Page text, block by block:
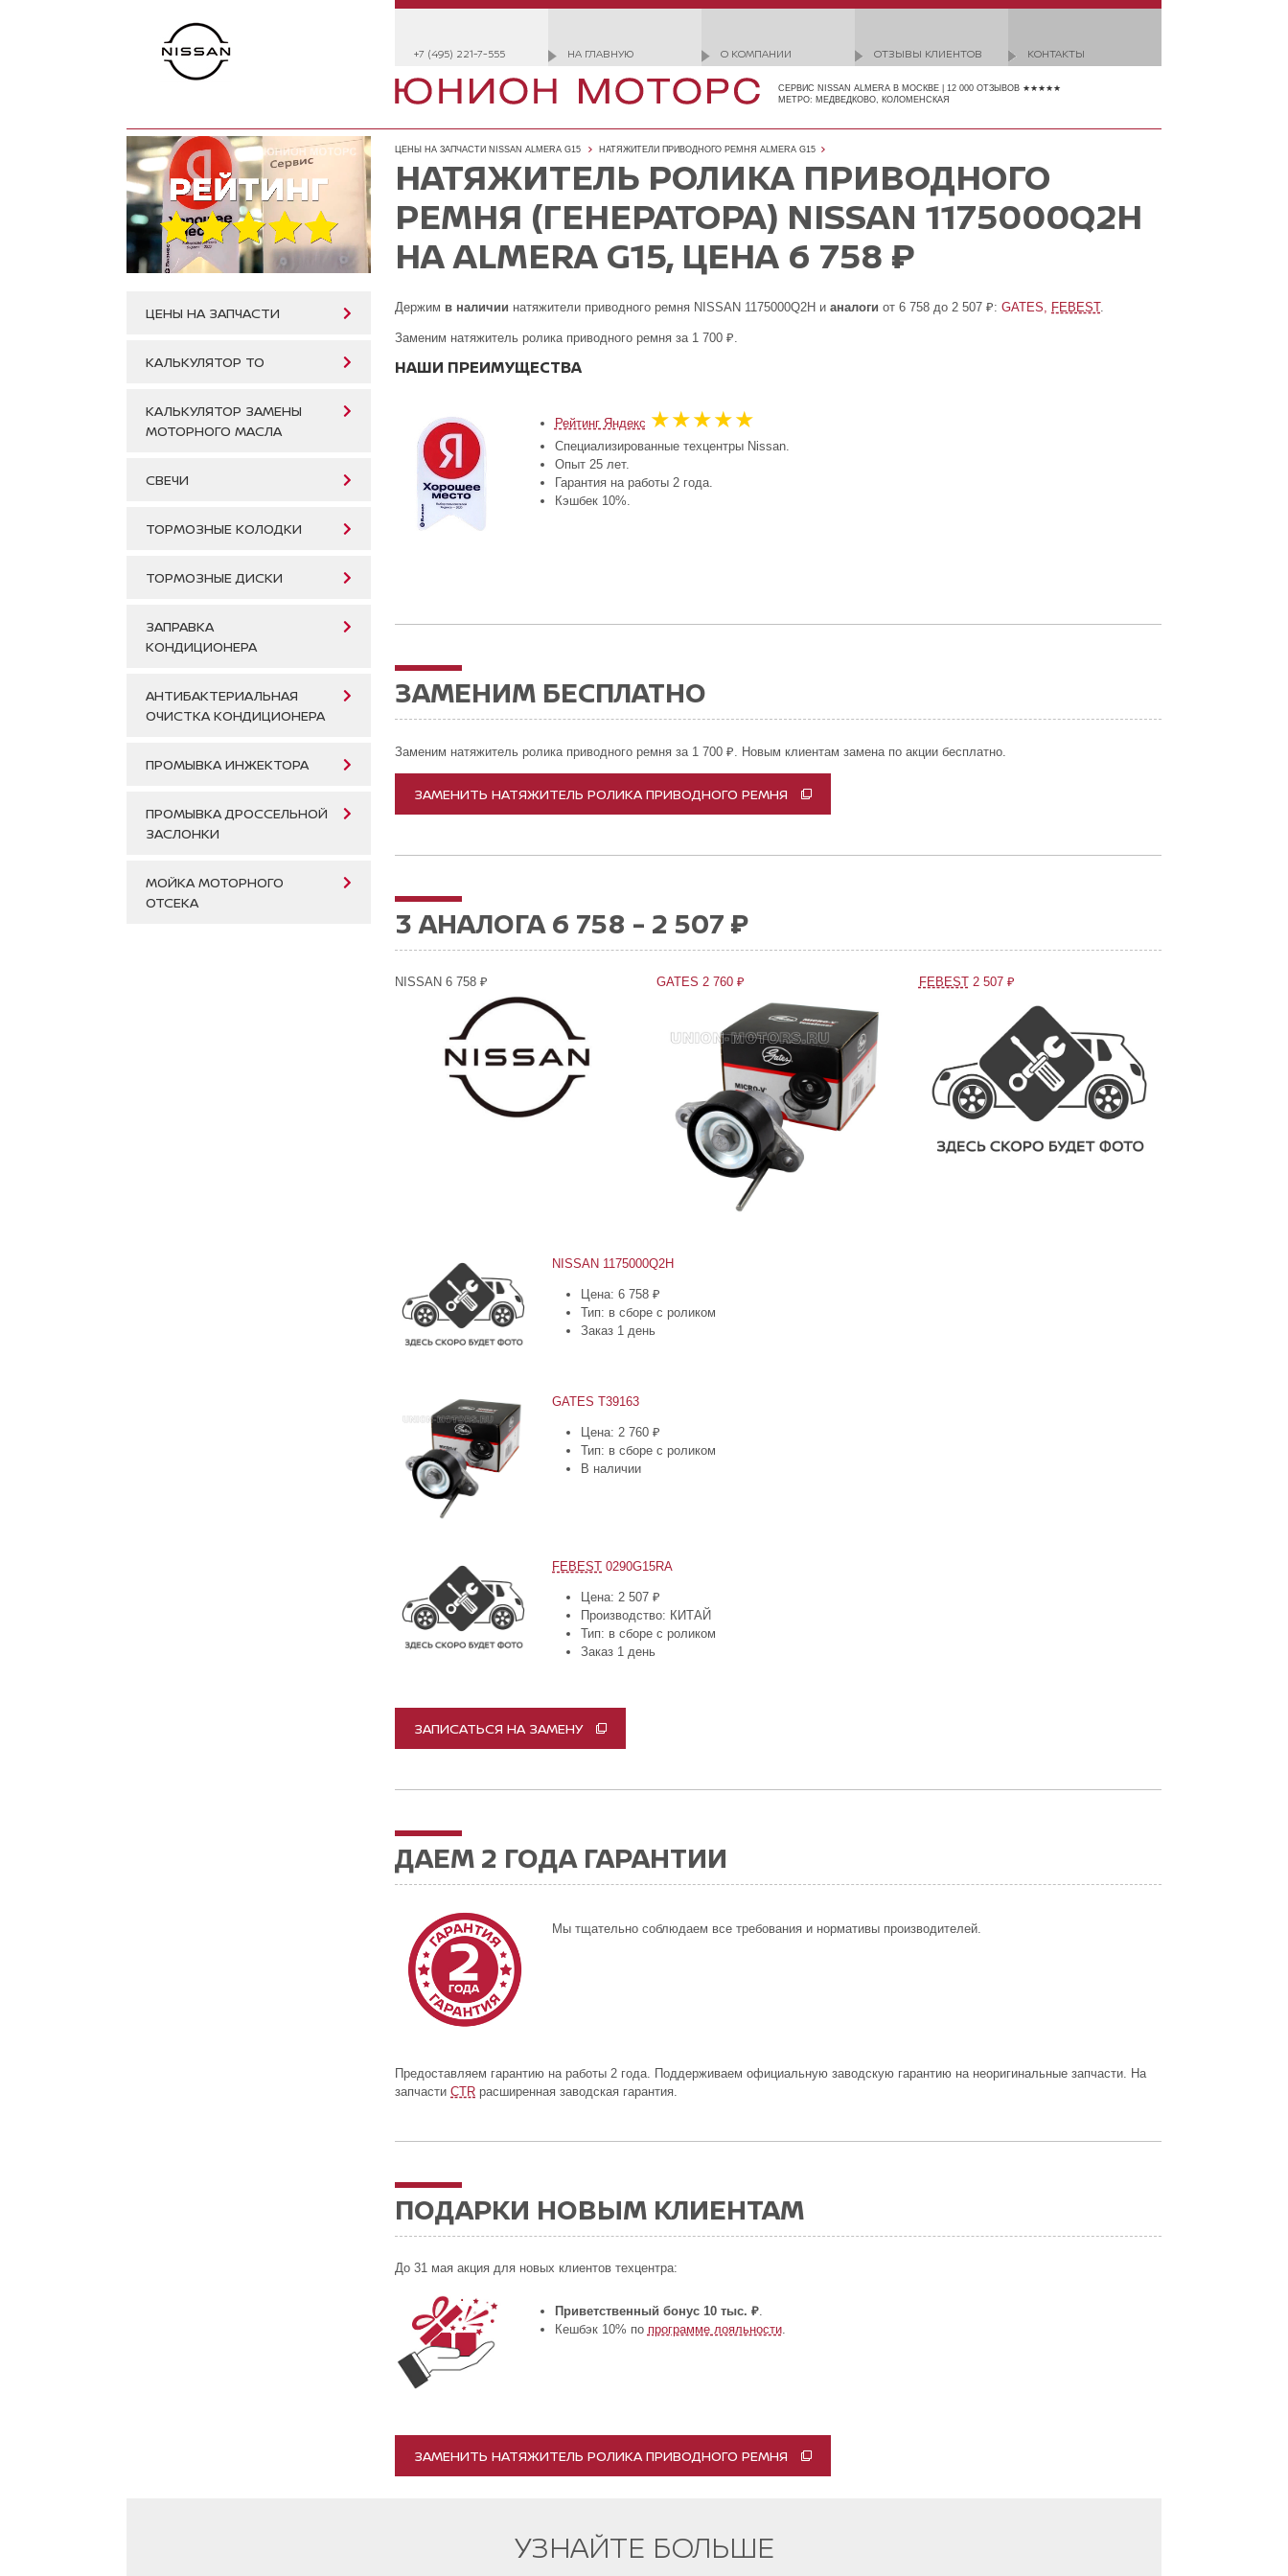
+7 (495) 221-7-555 НА ГЛАВНУЮ О КОМПАНИИ ОТЗЫВЫ КЛИЕНТОВ КОНТАКТЫ
СЕРВИС NISSAN ALMERA В МОСКВЕ | 12 000 ОТЗЫВОВ ★★★★★
МЕТРО: МЕДВЕДКОВО, КОЛОМЕНСКАЯ
ЦЕНЫ НА ЗАПЧАСТИ
КАЛЬКУЛЯТОР ТО
КАЛЬКУЛЯТОР ЗАМЕНЫ
МОТОРНОГО МАСЛА
СВЕЧИ
ТОРМОЗНЫЕ КОЛОДКИ
ТОРМОЗНЫЕ ДИСКИ
ЗАПРАВКА
КОНДИЦИОНЕРА
АНТИБАКТЕРИАЛЬНАЯ
ОЧИСТКА КОНДИЦИОНЕРА
ПРОМЫВКА ИНЖЕКТОРА
ПРОМЫВКА ДРОССЕЛЬНОЙ
ЗАСЛОНКИ
МОЙКА МОТОРНОГО
ОТСЕКА
ЦЕНЫ НА ЗАПЧАСТИ NISSAN ALMERA G15 НАТЯЖИТЕЛИ ПРИВОДНОГО РЕМНЯ ALMERA G15
НАТЯЖИТЕЛЬ РОЛИКА ПРИВОДНОГО
РЕМНЯ (ГЕНЕРАТОРА) NISSAN 1175000Q2H
НА ALMERA G15, ЦЕНА 6 758 ₽
Держим в наличии натяжители приводного ремня NISSAN 1175000Q2H и аналоги от 6 758 до 2 507 ₽: GATES, FEBEST.
Заменим натяжитель ролика приводного ремня за 1 700 ₽.
НАШИ ПРЕИМУЩЕСТВА
Рейтинг Яндекс ★★★★★
Специализированные техцентры Nissan.
Опыт 25 лет.
Гарантия на работы 2 года.
Кэшбек 10%.
ЗАМЕНИМ БЕСПЛАТНО
Заменим натяжитель ролика приводного ремня за 1 700 ₽. Новым клиентам замена по акции бесплатно.
ЗАМЕНИТЬ НАТЯЖИТЕЛЬ РОЛИКА ПРИВОДНОГО РЕМНЯ
3 АНАЛОГА 6 758 - 2 507 ₽
NISSAN 6 758 ₽ GATES 2 760 ₽ FEBEST2 507 ₽
NISSAN 1175000Q2H
Цена: 6 758 ₽
Тип: в сборе с роликом
Заказ 1 день
GATES T39163
Цена: 2 760 ₽
Тип: в сборе с роликом
В наличии
FEBEST 0290G15RA
Цена: 2 507 ₽
Производство: КИТАЙ
Тип: в сборе с роликом
Заказ 1 день
ЗАПИСАТЬСЯ НА ЗАМЕНУ
ДАЕМ 2 ГОДА ГАРАНТИИ
Мы тщательно соблюдаем все требования и нормативы производителей.
Предоставляем гарантию на работы 2 года. Поддерживаем официальную заводскую гарантию на неоригинальные запчасти. На
запчасти CTR расширенная заводская гарантия.
ПОДАРКИ НОВЫМ КЛИЕНТАМ
До 31 мая акция для новых клиентов техцентра:
Приветственный бонус 10 тыс. ₽.
Кешбэк 10% по программе лояльности.
ЗАМЕНИТЬ НАТЯЖИТЕЛЬ РОЛИКА ПРИВОДНОГО РЕМНЯ
УЗНАЙТЕ БОЛЬШЕ